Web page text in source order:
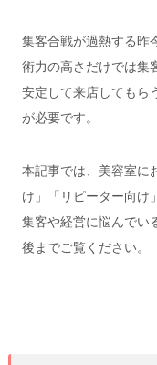
集客合戦が過熱する昨
術力の高さだけでは集
安定して来店してもら
が必要です。
本記事では、美容室に
け」「リピーター向け
集客や経営に悩んでい
後までご覧ください。